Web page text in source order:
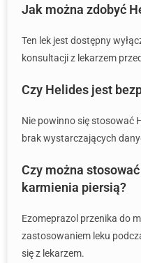
Jak można zdobyć
Ten lek jest dostępny
konsultacji z lekarzem
Czy Helides jest
Nie powinno się stosować
brak wystarczających
Czy można
karmienia piersią?
Ezomeprazol przenika do
zastosowaniem leku
się z lekarzem.